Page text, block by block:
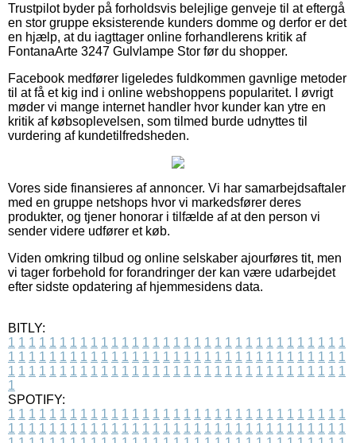
Trustpilot byder på forholdsvis belejlige genveje til at eftergå
en stor gruppe eksisterende kunders domme og derfor er det
en hjælp, at du iagttager online forhandlerens kritik af
FontanaArte 3247 Gulvlampe Stor før du shopper.
Facebook medfører ligeledes fuldkommen gavnlige metoder
til at få et kig ind i online webshoppens popularitet. I øvrigt
møder vi mange internet handler hvor kunder kan ytre en
kritik af købsoplevelsen, som tilmed burde udnyttes til
vurdering af kundetilfredsheden.
Vores side finansieres af annoncer. Vi har samarbejdsaftaler
med en gruppe netshops hvor vi markedsfører deres
produkter, og tjener honorar i tilfælde af at den person vi
sender videre udfører et køb.
Viden omkring tilbud og online selskaber ajourføres tit, men
vi tager forbehold for forandringer der kan være udarbejdet
efter sidste opdatering af hjemmesidens data.
BITLY:
1 1 1 1 1 1 1 1 1 1 1 1 1 1 1 1 1 1 1 1 1 1 1 1 1 1 1 1 1 1 1 1 1
1 1 1 1 1 1 1 1 1 1 1 1 1 1 1 1 1 1 1 1 1 1 1 1 1 1 1 1 1 1 1 1 1
1 1 1 1 1 1 1 1 1 1 1 1 1 1 1 1 1 1 1 1 1 1 1 1 1 1 1 1 1 1 1 1 1
1
SPOTIFY:
1 1 1 1 1 1 1 1 1 1 1 1 1 1 1 1 1 1 1 1 1 1 1 1 1 1 1 1 1 1 1 1 1
1 1 1 1 1 1 1 1 1 1 1 1 1 1 1 1 1 1 1 1 1 1 1 1 1 1 1 1 1 1 1 1 1